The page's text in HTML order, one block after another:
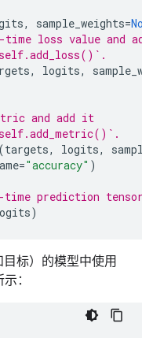
, sample_weights=
time loss value and
, logits,
and add it
(targets, logits,
="accuracy" )
time prediction
)
标）的模型中使用
：